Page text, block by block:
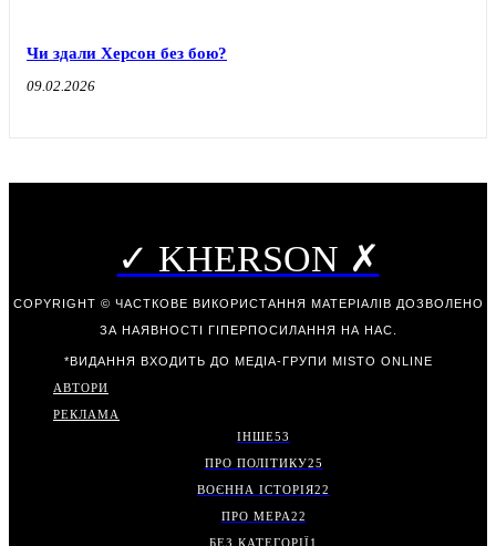
Чи здали Херсон без бою?
09.02.2026
✓ KHERSON ✗
COPYRIGHT © ЧАСТКОВЕ ВИКОРИСТАННЯ МАТЕРІАЛІВ ДОЗВОЛЕНО
ЗА НАЯВНОСТІ ГІПЕРПОСИЛАННЯ НА НАС.
*ВИДАННЯ ВХОДИТЬ ДО МЕДІА-ГРУПИ MISTO ONLINE
АВТОРИ
РЕКЛАМА
ІНШЕ53
ПРО ПОЛІТИКУ25
ВОЄННА ІСТОРІЯ22
ПРО МЕРА22
БЕЗ КАТЕГОРІЇ1